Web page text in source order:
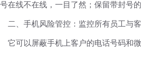
号在线不在线，一目了然；保留带封号
二、手机风险管控：监控所有员工与
它可以屏蔽手机上客户的电话号码和